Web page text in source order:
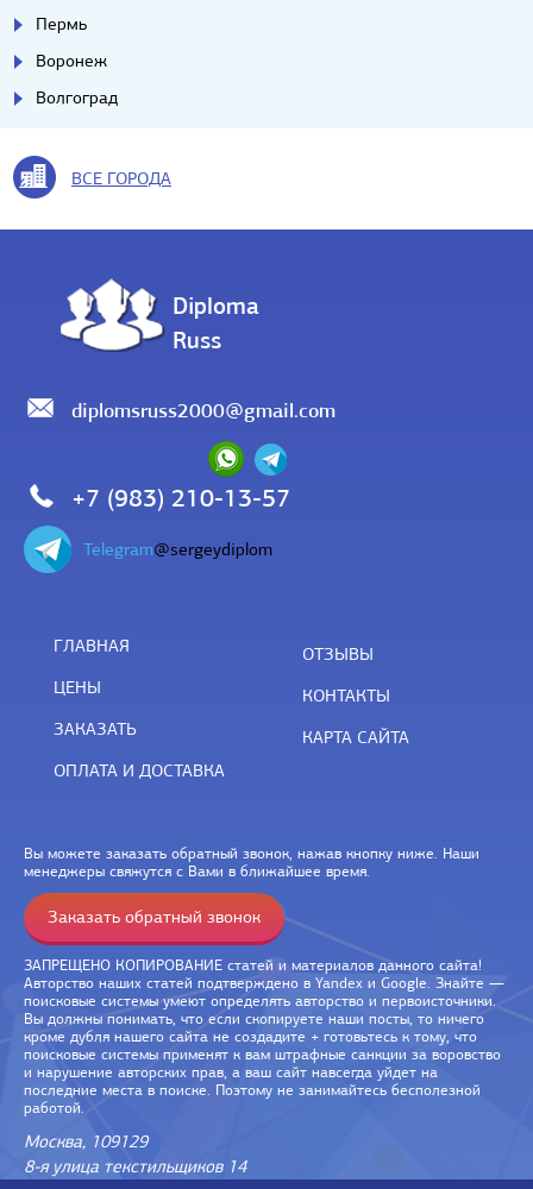
Пермь
Воронеж
Волгоград
ВСЕ ГОРОДА
Diploma
Russ
diplomsruss2000@gmail.com
+7 (983) 210-13-57
Telegram@sergeydiplom
ГЛАВНАЯ
ЦЕНЫ
ЗАКАЗАТЬ
ОПЛАТА И ДОСТАВКА
ОТЗЫВЫ
КОНТАКТЫ
КАРТА САЙТА
Вы можете заказать обратный звонок, нажав кнопку ниже. Наши
менеджеры свяжутся с Вами в ближайшее время.
Заказать обратный звонок
ЗАПРЕЩЕНО КОПИРОВАНИЕ статей и материалов данного сайта!
Авторство наших статей подтверждено в Yandex и Google. Знайте —
поисковые системы умеют определять авторство и первоисточники.
Вы должны понимать, что если скопируете наши посты, то ничего
кроме дубля нашего сайта не создадите + готовьтесь к тому, что
поисковые системы применят к вам штрафные санкции за воровство
и нарушение авторских прав, а ваш сайт навсегда уйдет на
последние места в поиске. Поэтому не занимайтесь бесполезной
работой.
Москва, 109129
8-я улица текстильщиков 14